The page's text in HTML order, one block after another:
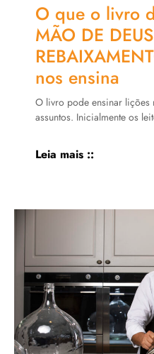
O que o livro
MÃO DE
nos ensina
O livro pode ensinar lições
assuntos. Inicialmente os
Leia mais ::